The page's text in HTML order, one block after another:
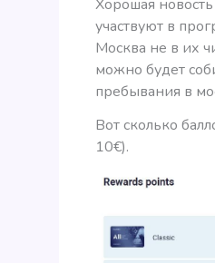
Хорошая
участвуют в
Москва не в их
можно будет
пребывания в
Вот сколько
10€).